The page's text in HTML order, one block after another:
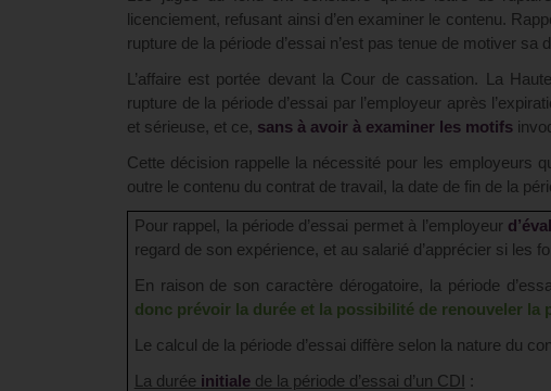
licenciement, refusant ainsi d’en examiner le contenu.
rupture de la période d’essai n’est pas tenue de motiver sa
L’affaire est portée devant la Cour de cassation. La
rupture de la période d’essai par l’employeur après
et sérieuse, et ce, sans à avoir à examiner les motifs
Cette décision rappelle la nécessité pour les employeurs
outre le contenu du contrat de travail, la date de fin de la
Pour rappel, la période d’essai permet à l’employeur
regard de son expérience, et au salarié d’apprécier si les
En raison de son caractère dérogatoire, la période
donc prévoir la durée et la possibilité de renouveler la
Le calcul de la période d’essai diffère selon la nature du
La durée initialede la période d’essai d’un CDI :